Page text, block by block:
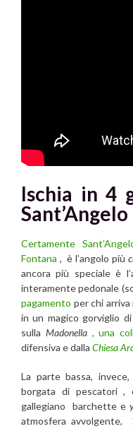
Ischia in 4
Sant’Angelo
Certamente
Fontana , è l’angolo più
ancora più speciale è
interamente pedonale
pagamento per chi arriva
in un magico gorviglio
sulla Madonella, una
difensiva e dalla Chiesa
La parte bassa,
borgata di pescatori ,
gallegiano barchette e
atmosfera avvolgente,